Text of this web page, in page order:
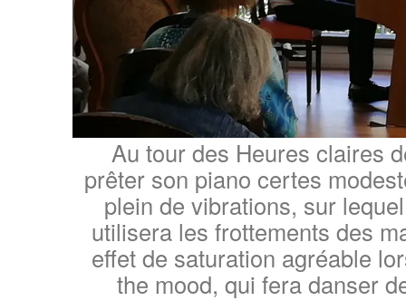
Au tour des Heures claires
prêter son piano certes
plein de vibrations, sur
utilisera les frottements des
effet de saturation agréable
the mood, qui fera danser